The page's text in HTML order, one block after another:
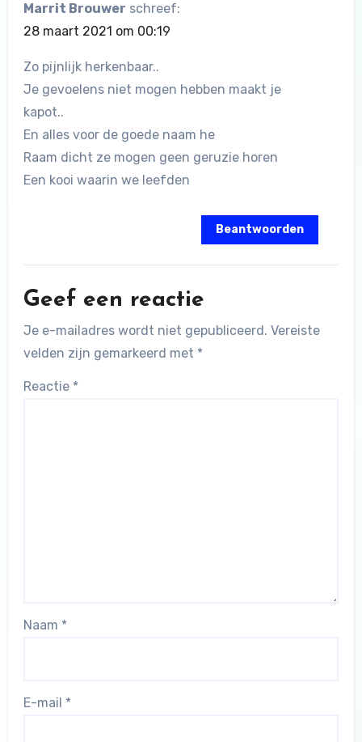
Marrit Brouwer schreef:
28 maart 2021 om 00:19
Zo pijnlijk herkenbaar..
Je gevoelens niet mogen hebben maakt je
kapot..
En alles voor de goede naam he
Raam dicht ze mogen geen geruzie horen
Een kooi waarin we leefden
Beantwoorden
Geef een reactie
Je e-mailadres wordt niet gepubliceerd. Vereiste
velden zijn gemarkeerd met *
Reactie *
Naam *
E-mail *